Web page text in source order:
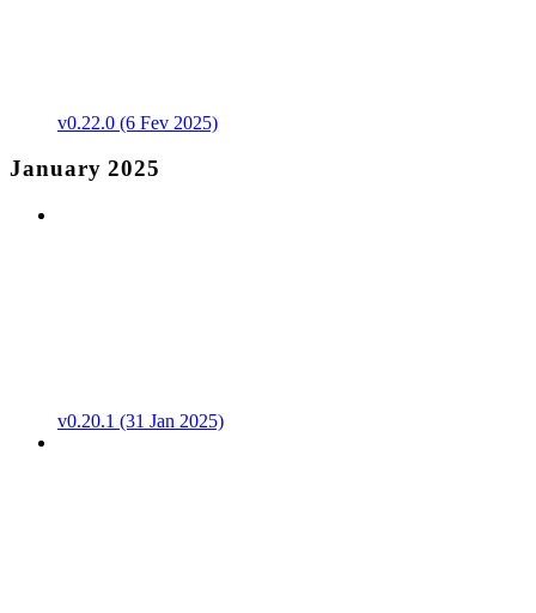
v0.22.0 (6 Fev 2025)
January 2025
v0.20.1 (31 Jan 2025)